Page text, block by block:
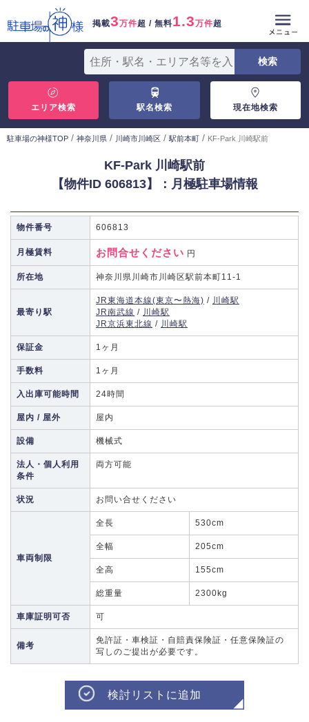
掲載3万件超 / 無料1.3万件超
エリア検索 駅名検索 現在地検索
駐車場の神様TOP / 神奈川県 / 川崎市川崎区 / 駅前本町 / KF-Park 川崎駅前
KF-Park 川崎駅前
【物件ID 606813】：月極駐車場情報
物件番号 606813
月極賃料 お問合せください 円
所在地 神奈川県川崎市川崎区駅前本町11-1
最寄り駅
JR東海道本線(東京〜熱海) / 川崎駅
JR南武線 / 川崎駅
JR京浜東北線 / 川崎駅
保証金 1ヶ月
手数料 1ヶ月
入出庫可能時間 24時間
屋内 / 屋外 屋内
設備 機械式
法人・個人利用
条件
両方可能
状況 お問い合せください
車両制限
全長 530cm
全幅 205cm
全高 155cm
総重量 2300kg
車庫証明可否 可
備考
免許証・車検証・自賠責保険証・任意保険証の
写しのご提出が必要です。
検討リストに追加